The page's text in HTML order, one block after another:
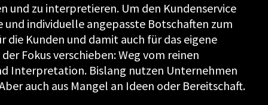
und zu interpretieren. Um den Kundenservice
individuelle angepasste Botschaften zum
Kunden und damit auch für das eigene
Fokus verschieben: Weg vom reinen
Interpretation. Bislang nutzen Unternehmen
auch aus Mangel an Ideen oder Bereitschaft.